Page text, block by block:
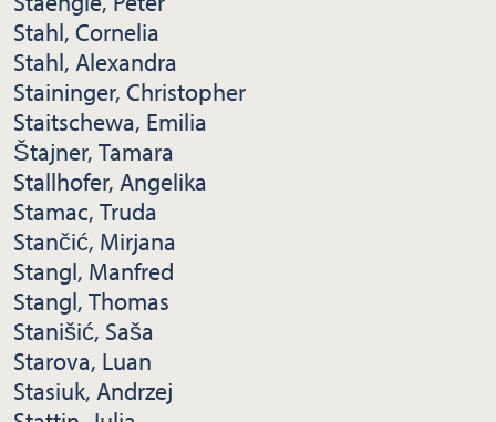
Stahl, Cornelia
Stahl, Alexandra
Staininger, Christopher
Staitschewa, Emilia
Štajner, Tamara
Stallhofer, Angelika
Stamac, Truda
Stančić, Mirjana
Stangl, Manfred
Stangl, Thomas
Stanišić, Saša
Starova, Luan
Stasiuk, Andrzej